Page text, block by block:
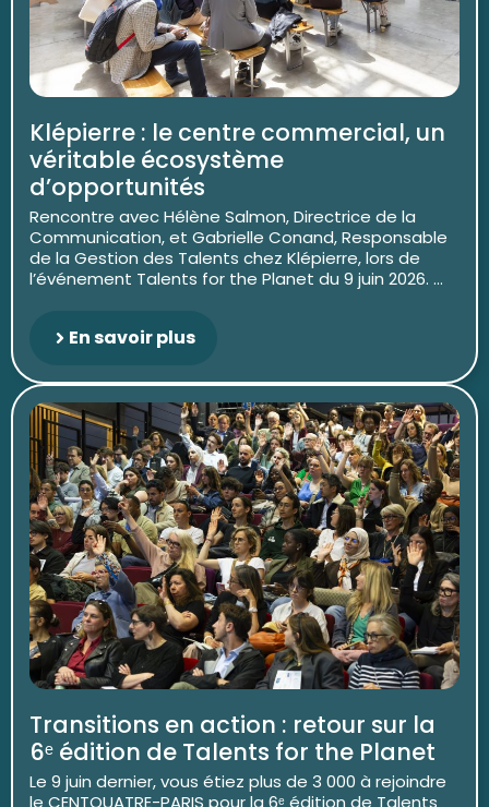
Klépierre : le centre commercial, un
véritable écosystème
d’opportunités
Rencontre avec Hélène Salmon, Directrice de la
Communication, et Gabrielle Conand, Responsable
de la Gestion des Talents chez Klépierre, lors de
l’événement Talents for the Planet du 9 juin 2026. ...
En savoir plus
Transitions en action : retour sur la
6ᵉ édition de Talents for the Planet
Le 9 juin dernier, vous étiez plus de 3 000 à rejoindre
le CENTQUATRE-PARIS pour la 6ᵉ édition de Talents